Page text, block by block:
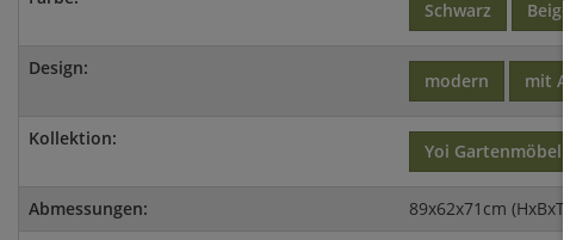
Schwarz Beige
Design:
modern mit
Kollektion:
Yoi Gartenmöbel
Abmessungen:
89x62x71cm (HxBxT)